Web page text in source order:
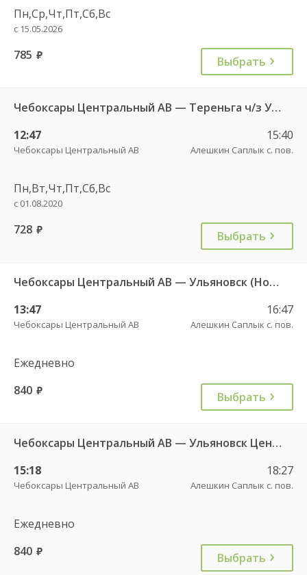
Пн,Ср,Чт,Пт,Сб,Вс
с 15.05.2026
785 руб. Выбрать
Чебоксары Центральный АВ — Тереньга ч/з Ульяновск Центральный АВ 771
12:47
Чебоксары Центральный АВ
15:40
Алешкин Саплык с. пов.
Пн,Вт,Чт,Пт,Сб,Вс
с 01.08.2020
728 руб. Выбрать
Чебоксары Центральный АВ — Ульяновск (Новый город) 1893
13:47
Чебоксары Центральный АВ
16:47
Алешкин Саплык с. пов.
Ежедневно
840 руб. Выбрать
Чебоксары Центральный АВ — Ульяновск Центральный АВ 585
15:18
Чебоксары Центральный АВ
18:27
Алешкин Саплык с. пов.
Ежедневно
840 руб. Выбрать